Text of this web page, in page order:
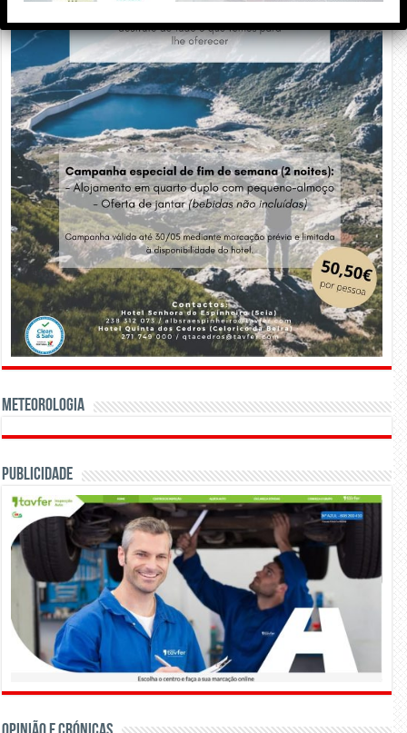
Meteorologia
Publicidade